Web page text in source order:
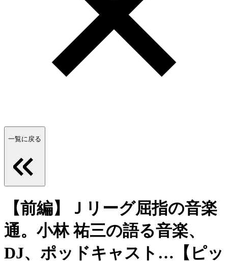
一覧に戻る
【前編】Ｊリーグ屈指の音楽
通。小林 祐三の語る音楽、
DJ、ポッドキャスト…【ピッ